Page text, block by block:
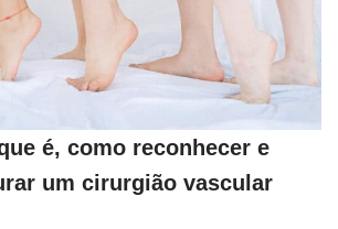
é, como reconhecer e
um cirurgião vascular